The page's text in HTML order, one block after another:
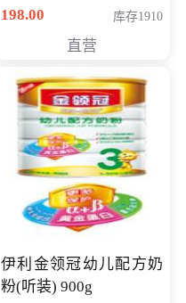
198.00
库存1910
直营
伊利金领冠幼儿配方奶
粉(听装) 900g